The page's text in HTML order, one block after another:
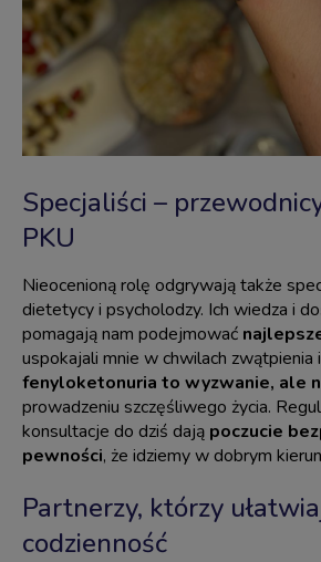
Specjaliści –
PKU
Nieocenioną rolę odgrywają także
dietetycy i psycholodzy. Ich wiedza i
pomagają nam podejmować
uspokajali mnie w chwilach zwątpienia
fenyloketonuria to wyzwanie, ale
prowadzeniu szczęśliwego życia.
konsultacje do dziś dają poczucie
pewności, że idziemy w dobrym
Partnerzy, którzy
codzienność